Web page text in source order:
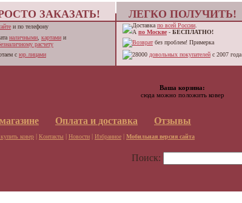
ЗАКАЗАТЬ! ЛЕГКО ПОЛУЧИТЬ!
и по телефону
наличными картами и
расчету
с юр.лицами
Доставка по всей России
А по Москве - БЕСПЛАТНО!
Возвратбез проблем! Примерка
28000 довольных покупателей с 2007 года
Оплата и доставка Отзывы
ковер | Контакты | Новости | Избранное | Мобильная версия сайта
Ваша корзина:
сюда можно положить ковер
Поиск: